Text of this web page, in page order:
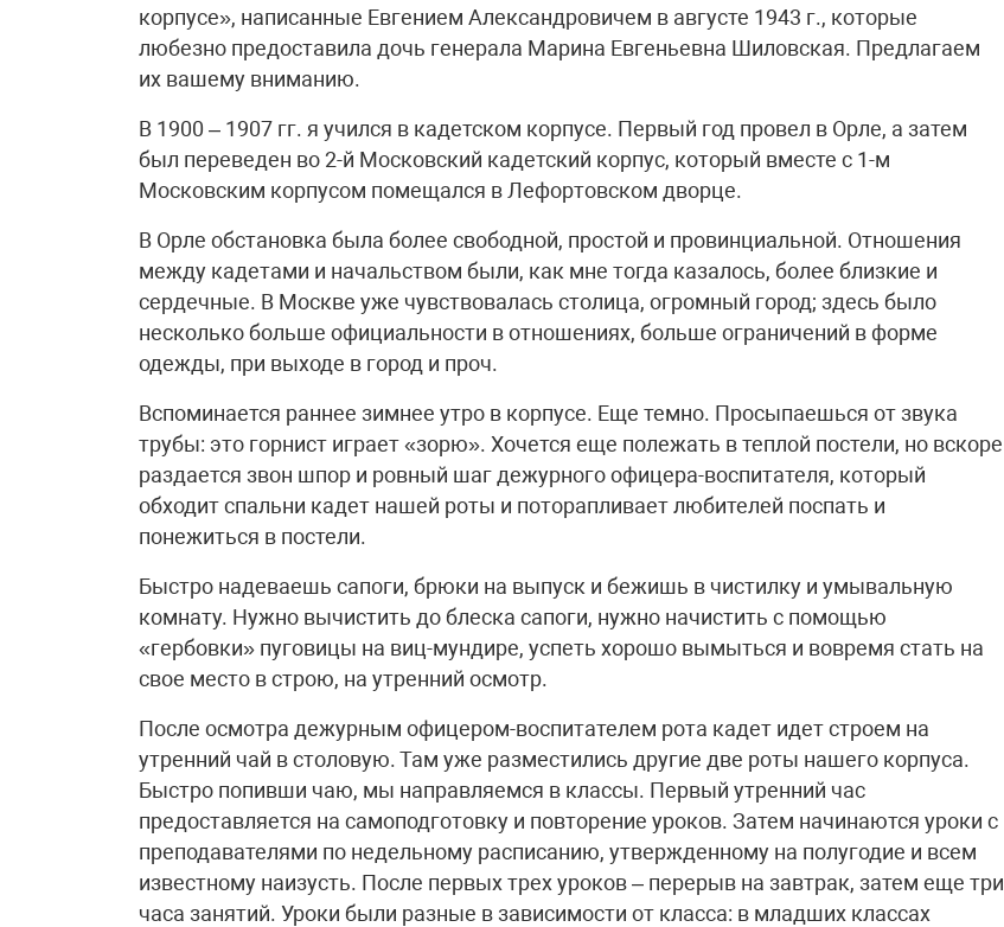
корпусе», написанные Евгением Александровичем в августе 1943 г., которые
любезно предоставила дочь генерала Марина Евгеньевна Шиловская. Предлагаем
их вашему вниманию.
В 1900 – 1907 гг. я учился в кадетском корпусе. Первый год провел в Орле, а затем
был переведен во 2-й Московский кадетский корпус, который вместе с 1-м
Московским корпусом помещался в Лефортовском дворце.
В Орле обстановка была более свободной, простой и провинциальной. Отношения
между кадетами и начальством были, как мне тогда казалось, более близкие и
сердечные. В Москве уже чувствовалась столица, огромный город; здесь было
несколько больше официальности в отношениях, больше ограничений в форме
одежды, при выходе в город и проч.
Вспоминается раннее зимнее утро в корпусе. Еще темно. Просыпаешься от звука
трубы: это горнист играет «зорю». Хочется еще полежать в теплой постели, но вскоре
раздается звон шпор и ровный шаг дежурного офицера-воспитателя, который
обходит спальни кадет нашей роты и поторапливает любителей поспать и
понежиться в постели.
Быстро надеваешь сапоги, брюки на выпуск и бежишь в чистилку и умывальную
комнату. Нужно вычистить до блеска сапоги, нужно начистить с помощью
«гербовки» пуговицы на виц-мундире, успеть хорошо вымыться и вовремя стать на
свое место в строю, на утренний осмотр.
После осмотра дежурным офицером-воспитателем рота кадет идет строем на
утренний чай в столовую. Там уже разместились другие две роты нашего корпуса.
Быстро попивши чаю, мы направляемся в классы. Первый утренний час
предоставляется на самоподготовку и повторение уроков. Затем начинаются уроки с
преподавателями по недельному расписанию, утвержденному на полугодие и всем
известному наизусть. После первых трех уроков – перерыв на завтрак, затем еще три
часа занятий. Уроки были разные в зависимости от класса: в младших классах